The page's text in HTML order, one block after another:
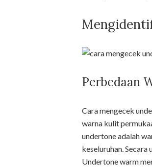
Perbedaan
Cara mengecek
warna kulit
undertone adalah
keseluruhan.
Undertone warm